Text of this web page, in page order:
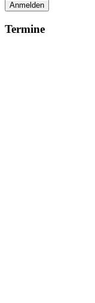
Anmelden
Termine